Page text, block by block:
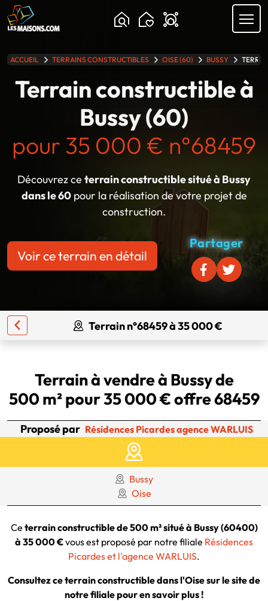
Chargement...
ACCUEIL TERRAINS CONSTRUCTIBLES OISE (60) BUSSY
Terrain constructible à
Bussy (60)
pour 35 000 € n°68459
Découvrez ce terrain constructible situé à Bussy
dans le 60pour la réalisation de votre projet de
construction.
Voir ce terrain en détail
Partager
Terrain n°68459 à 35 000 €
Terrain à vendre à Bussy de
500 m² pour 35 000 € offre 68459
Proposé par Résidences Picardes agence WARLUIS
Bussy
Oise
Ce terrain constructible de 500 m² situé à Bussy (60400)
à 35 000 €vous est proposé par notre filiale Résidences
Picardes et l'agence WARLUIS.
Consultez ce terrain constructible dans l'Oise sur le site de
notre filiale pour en savoir plus !